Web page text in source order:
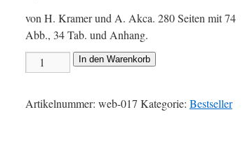
von H. Kramer und A. Akca. 280 Seiten mit 74
Abb., 34 Tab. und Anhang.
In den Warenkorb
Artikelnummer: web-017 Kategorie: Bestseller